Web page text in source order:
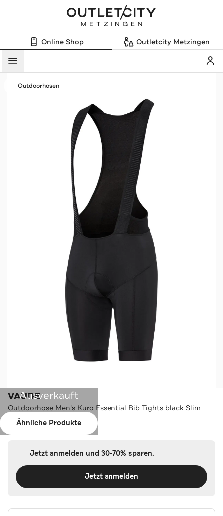
Online Shop Outletcity Metzingen
Menü
Outdoorhosen
Ausverkauft
Ähnliche Produkte
VAUDE
Outdoorhose Men's Kuro Essential Bib Tights black Slim
Farbe:black
Jetzt anmelden und 30-70% sparen.
Jetzt anmelden